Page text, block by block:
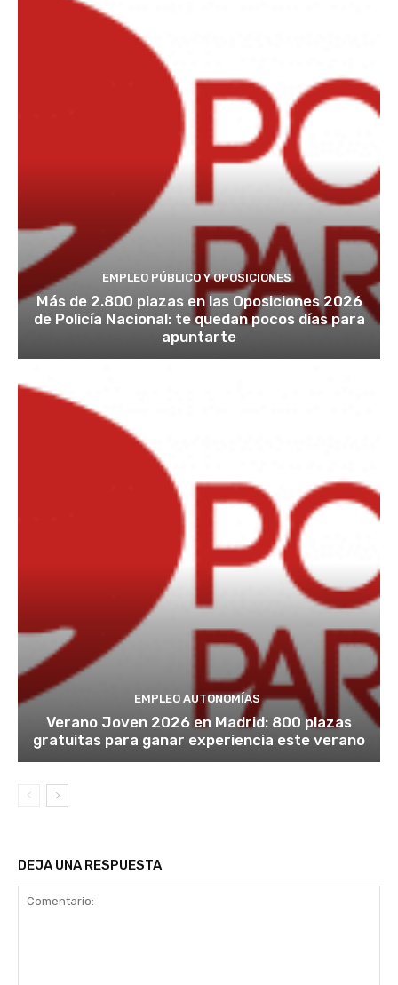
EMPLEO PÚBLICO Y OPOSICIONES
Más de 2.800 plazas en las Oposiciones 2026
de Policía Nacional: te quedan pocos días para
apuntarte
EMPLEO AUTONOMÍAS
Verano Joven 2026 en Madrid: 800 plazas
gratuitas para ganar experiencia este verano
DEJA UNA RESPUESTA